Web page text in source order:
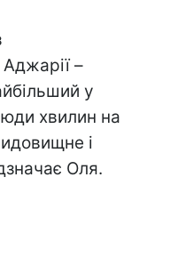
–
у
хвилин на
і
Оля.